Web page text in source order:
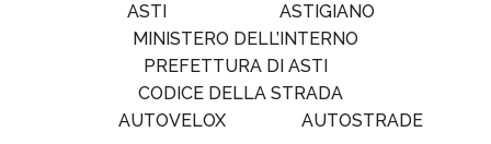
ASTI
ASTIGIANO
MINISTERO DELL’INTERNO
PREFETTURA DI ASTI
CODICE DELLA STRADA
AUTOVELOX
AUTOSTRADE